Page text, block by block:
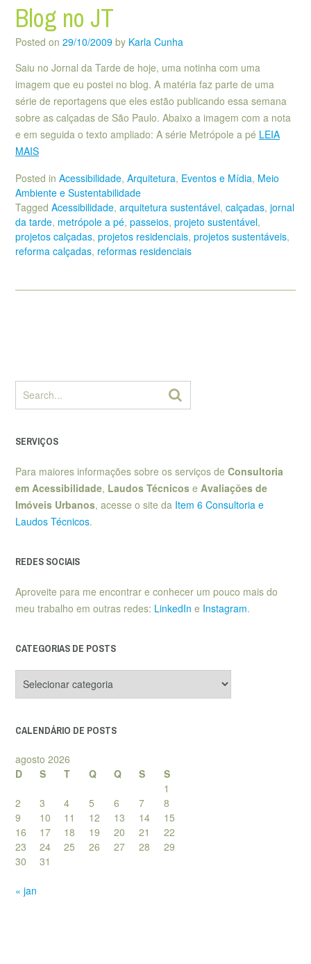
Blog no JT
Posted on 29/10/2009 by Karla Cunha
Saiu no Jornal da Tarde de hoje, uma notinha com uma
imagem que eu postei no blog. A matéria faz parte de uma
série de reportagens que eles estão publicando essa semana
sobre as calçadas de São Paulo. Abaixo a imagem com a nota
e em seguida o texto ampliado: A série Metrópole a pé LEIA
MAIS
Posted in Acessibilidade, Arquitetura, Eventos e Mídia, Meio
Ambiente e Sustentabilidade
Tagged Acessibilidade, arquitetura sustentável, calçadas, jornal
da tarde, metrópole a pé, passeios, projeto sustentável,
projetos calçadas, projetos residenciais, projetos sustentáveis,
reforma calçadas, reformas residenciais
SERVIÇOS
Para maiores informações sobre os serviços de Consultoria
em Acessibilidade, Laudos Técnicos e Avaliações de
Imóveis Urbanos, acesse o site da Item 6 Consultoria e
Laudos Técnicos.
REDES SOCIAIS
Aproveite para me encontrar e conhecer um pouco mais do
meu trabalho em outras redes: LinkedIn e Instagram.
CATEGORIAS DE POSTS
de
CALENDÁRIO DE POSTS
agosto 2026
D
S T Q Q S
S
1
2
3 4 5 6 7
8
9
10 11 12 13 14
15
16
17 18 19 20 21
22
23
24 25 26 27 28
29
30
31
« jan